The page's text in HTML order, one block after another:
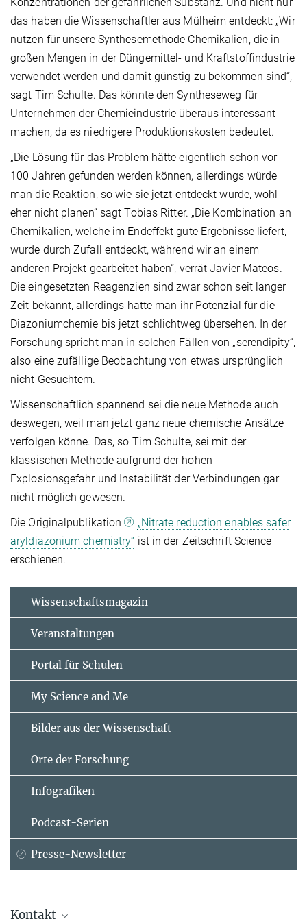
das haben die Wissenschaftler aus Mülheim entdeckt: „Wir
nutzen für unsere Synthesemethode Chemikalien, die in
großen Mengen in der Düngemittel- und Kraftstoffindustrie
verwendet werden und damit günstig zu bekommen sind“,
sagt Tim Schulte. Das könnte den Syntheseweg für
Unternehmen der Chemieindustrie überaus interessant
machen, da es niedrigere Produktionskosten bedeutet.
„Die Lösung für das Problem hätte eigentlich schon vor
100 Jahren gefunden werden können, allerdings würde
man die Reaktion, so wie sie jetzt entdeckt wurde, wohl
eher nicht planen“ sagt Tobias Ritter. „Die Kombination an
Chemikalien, welche im Endeffekt gute Ergebnisse liefert,
wurde durch Zufall entdeckt, während wir an einem
anderen Projekt gearbeitet haben“, verrät Javier Mateos.
Die eingesetzten Reagenzien sind zwar schon seit langer
Zeit bekannt, allerdings hatte man ihr Potenzial für die
Diazoniumchemie bis jetzt schlichtweg übersehen. In der
Forschung spricht man in solchen Fällen von „serendipity“,
also eine zufällige Beobachtung von etwas ursprünglich
nicht Gesuchtem.
Wissenschaftlich spannend sei die neue Methode auch
deswegen, weil man jetzt ganz neue chemische Ansätze
verfolgen könne. Das, so Tim Schulte, sei mit der
klassischen Methode aufgrund der hohen
Explosionsgefahr und Instabilität der Verbindungen gar
nicht möglich gewesen.
Die Originalpublikation
„Nitrate reduction enables safer
aryldiazonium chemistry“ ist in der Zeitschrift Science
erschienen.
Wissenschaftsmagazin
Veranstaltungen
Portal für Schulen
My Science and Me
Bilder aus der Wissenschaft
Orte der Forschung
Infografiken
Podcast-Serien
Presse-Newsletter
Kontakt